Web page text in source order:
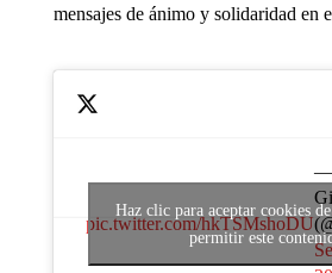
mensajes de ánimo y solidaridad en
pic.twitter.com/hkTSMshoDU
—
Haz clic para aceptar cookies
permitir este